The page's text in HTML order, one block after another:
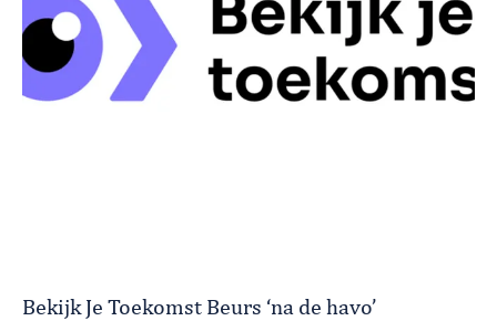
Bekijk Je Toekomst Beurs ‘na de havo’